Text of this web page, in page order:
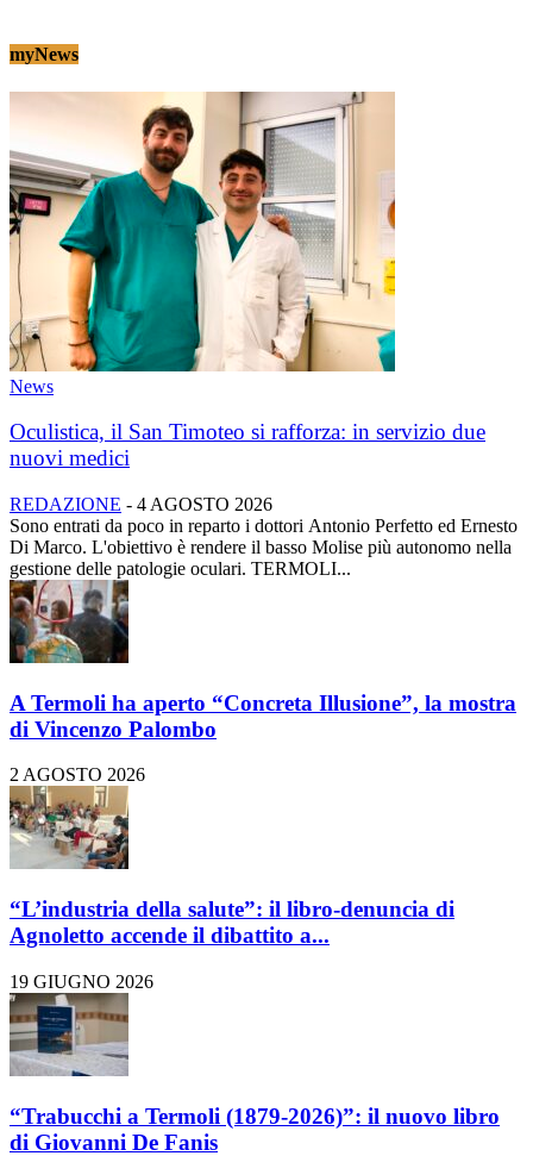
myNews
News
Oculistica, il San Timoteo si rafforza: in servizio due
nuovi medici
REDAZIONE - 4 AGOSTO 2026
Sono entrati da poco in reparto i dottori Antonio Perfetto ed Ernesto
Di Marco. L'obiettivo è rendere il basso Molise più autonomo nella
gestione delle patologie oculari. TERMOLI...
A Termoli ha aperto “Concreta Illusione”, la mostra
di Vincenzo Palombo
2 AGOSTO 2026
“L’industria della salute”: il libro-denuncia di
Agnoletto accende il dibattito a...
19 GIUGNO 2026
“Trabucchi a Termoli (1879-2026)”: il nuovo libro
di Giovanni De Fanis